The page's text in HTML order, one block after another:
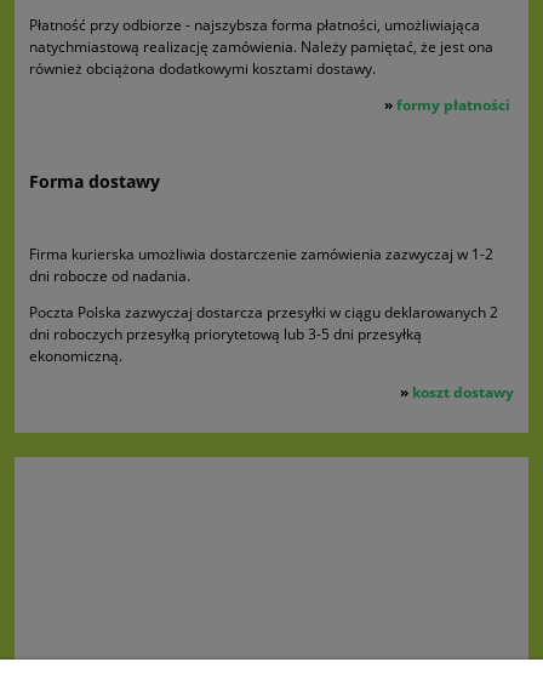
Płatność przy odbiorze - najszybsza forma płatności, umożliwiająca
natychmiastową realizację zamówienia. Należy pamiętać, że jest ona
również obciążona dodatkowymi kosztami dostawy.
»formy płatności
Forma dostawy
Firma kurierska umożliwia dostarczenie zamówienia zazwyczaj w 1-2
dni robocze od nadania.
Poczta Polska zazwyczaj dostarcza przesyłki w ciągu deklarowanych 2
dni roboczych przesyłką priorytetową lub 3-5 dni przesyłką
ekonomiczną.
» koszt dostawy